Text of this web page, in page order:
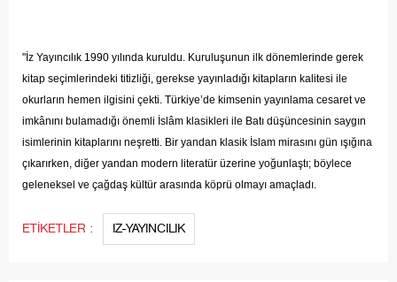
"İz Yayıncılık 1990 yılında kuruldu. Kuruluşunun ilk dönemlerinde gerek
kitap seçimlerindeki titizliği, gerekse yayınladığı kitapların kalitesi ile
okurların hemen ilgisini çekti. Türkiye’de kimsenin yayınlama cesaret ve
imkânını bulamadığı önemli İslâm klasikleri ile Batı düşüncesinin saygın
isimlerinin kitaplarını neşretti. Bir yandan klasik İslam mirasını gün ışığına
çıkarırken, diğer yandan modern literatür üzerine yoğunlaştı; böylece
geleneksel ve çağdaş kültür arasında köprü olmayı amaçladı.
ETİKETLER : IZ-YAYINCILIK